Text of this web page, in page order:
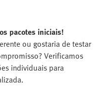
pacotes iniciais!
ou gostaria de testar
Verificamos
individuais para